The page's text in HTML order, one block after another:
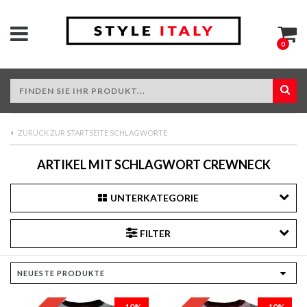
0
ZURÜCK ZUR STARTSEITE SCHLAGWORTE
ARTIKEL MIT SCHLAGWORT CREWNECK
UNTERKATEGORIE
FILTER